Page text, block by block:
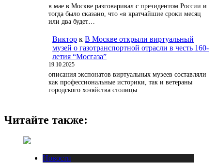
в мае в Москве разговаривал с президентом России и
тогда было сказано, что «в кратчайшие сроки месяц
или два будет…
Виктор к В Москве открыли виртуальный
музей о газотранспортной отрасли в честь 160-
летия “Мосгаза”
19.10.2025
описания экспонатов виртуальных музеев составляли
как профессиональные историки, так и ветераны
городского хозяйства столицы
Читайте также:
Новости